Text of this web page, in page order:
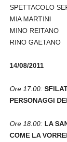
SPETTACOLO
MIA MARTINI
MINO REITANO
RINO GAETANO
14/08/2011
Ore 17.00:
PERSONAGGI
Ore 18.00: LA
COME LA